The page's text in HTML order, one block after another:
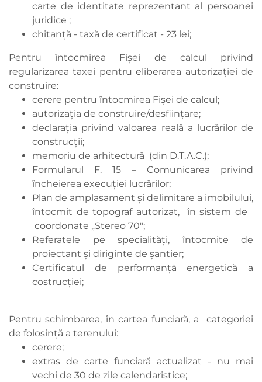
carte de identitate reprezentant al persoanei
juridice ;
chitanţă - taxă de certificat - 23 lei;
Pentru întocmirea Fișei de calcul privind
regularizarea taxei pentru eliberarea autorizației de
construire:
cerere pentru întocmirea Fișei de calcul;
autorizaţia de construire/desființare;
declarația privind valoarea reală a lucrărilor de
construcții;
memoriu de arhitectură (din D.T.A.C.);
Formularul F. 15 – Comunicarea privind
încheierea execuției lucrărilor;
Plan de amplasament şi delimitare a imobilului,
întocmit de topograf autorizat, în sistem de
coordonate „Stereo 70";
Referatele pe specialități, întocmite de
proiectant și diriginte de șantier;
Certificatul de performanță energetică a
costrucției;
Pentru schimbarea, în cartea funciară, a categoriei
de folosință a terenului:
cerere;
extras de carte funciară actualizat - nu mai
vechi de 30 de zile calendaristice;